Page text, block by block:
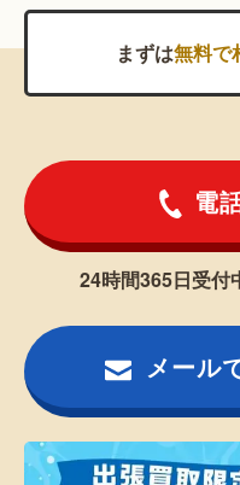
まずは無料で
電
24時間365日受付
メール